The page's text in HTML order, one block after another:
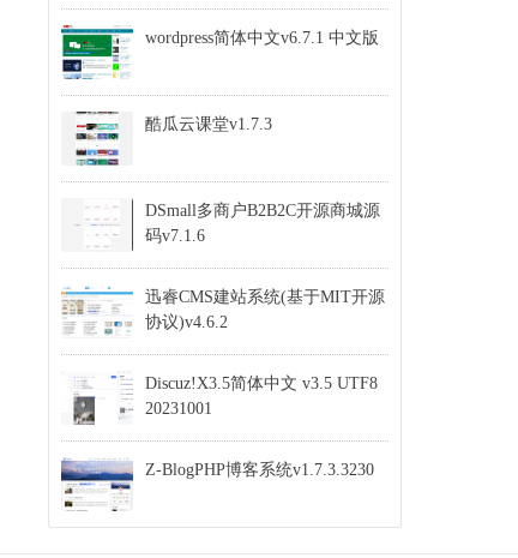
wordpress简体中文v6.7.1 中文版
酷瓜云课堂v1.7.3
DSmall多商户B2B2C开源商城源
码v7.1.6
迅睿CMS建站系统(基于MIT开源
协议)v4.6.2
Discuz!X3.5简体中文 v3.5 UTF8
20231001
Z-BlogPHP博客系统v1.7.3.3230